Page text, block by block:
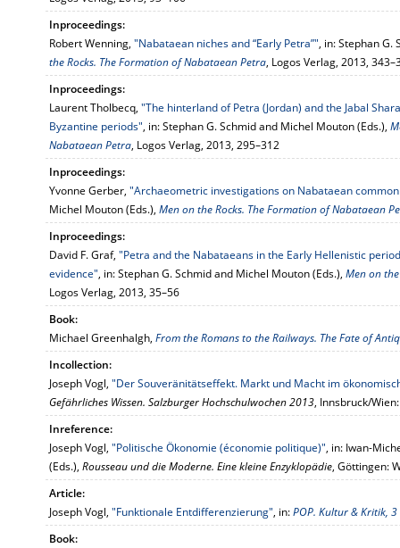
Inproceedings:
Robert Wenning, "Nabataean niches and “Early Petra”", in: Stephan G.
the Rocks. The Formation of Nabataean Petra, Logos Verlag, 2013,
Inproceedings:
Laurent Tholbecq, "The hinterland of Petra (Jordan) and the Jabal
Byzantine periods", in: Stephan G. Schmid and Michel Mouton (Eds.),
Nabataean Petra, Logos Verlag, 2013, 295–312
Inproceedings:
Yvonne Gerber, "Archaeometric investigations on Nabataean
Michel Mouton (Eds.), Men on the Rocks. The Formation of Nabataean
Inproceedings:
David F. Graf, "Petra and the Nabataeans in the Early Hellenistic
evidence", in: Stephan G. Schmid and Michel Mouton (Eds.), Men on
Logos Verlag, 2013, 35–56
Book:
Michael Greenhalgh, From the Romans to the Railways. The Fate of
Incollection:
Joseph Vogl, "Der Souveränitätseffekt. Markt und Macht im
Gefährliches Wissen. Salzburger Hochschulwochen 2013, Innsbruck/
Inreference:
Joseph Vogl, "Politische Ökonomie (économie politique)", in: Iwan-
(Eds.), Rousseau und die Moderne. Eine kleine Enzyklopädie, Göttingen:
Article:
Joseph Vogl, "Funktionale Entdifferenzierung", in:POP. Kultur & Kritik, 3
Book: